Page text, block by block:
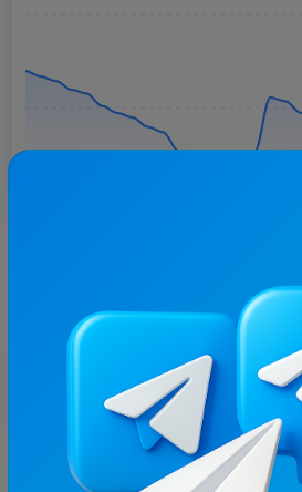
С этим каналом часто покупают
6.3K/
1.5K
Буковель | Карпати 🏔